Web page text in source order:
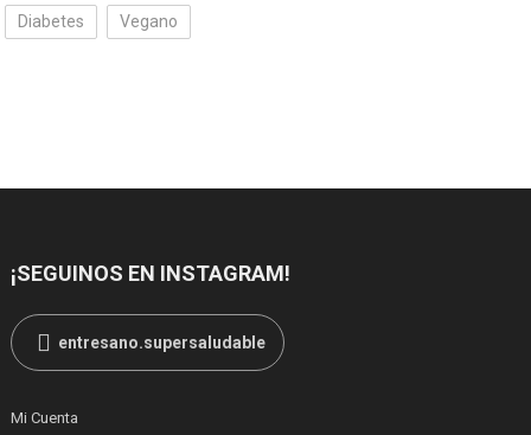
Diabetes Vegano
¡SEGUINOS EN INSTAGRAM!
entresano.supersaludable
Mi Cuenta